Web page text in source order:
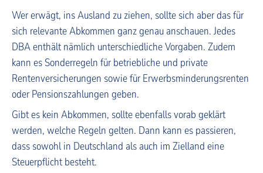
Wer erwägt, ins Ausland zu ziehen, sollte sich aber das für
sich relevante Abkommen ganz genau anschauen. Jedes
DBA enthält nämlich unterschiedliche Vorgaben. Zudem
kann es Sonderregeln für betriebliche und private
Rentenversicherungen sowie für Erwerbsminderungsrenten
oder Pensionszahlungen geben.
Gibt es kein Abkommen, sollte ebenfalls vorab geklärt
werden, welche Regeln gelten. Dann kann es passieren,
dass sowohl in Deutschland als auch im Zielland eine
Steuerpflicht besteht.